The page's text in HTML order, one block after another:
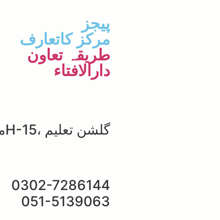
پیجز
مرکز کاتعارف
طریقہ تعاون
دارالافتاء
گلشن تعلیم ،H-15موٹروے چوک اسلام آباد
0302-7286144
051-5139063